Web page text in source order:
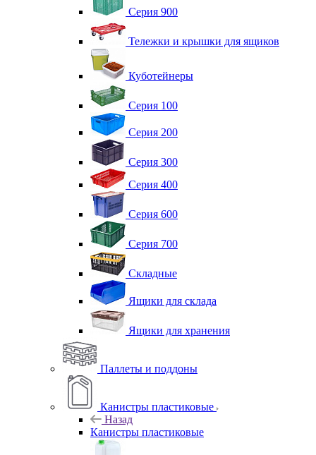
Серия 900
Тележки и крышки для ящиков
Куботейнеры
Серия 100
Серия 200
Серия 300
Серия 400
Серия 600
Серия 700
Складные
Ящики для склада
Ящики для хранения
Паллеты и поддоны
Канистры пластиковые
Назад
Канистры пластиковые